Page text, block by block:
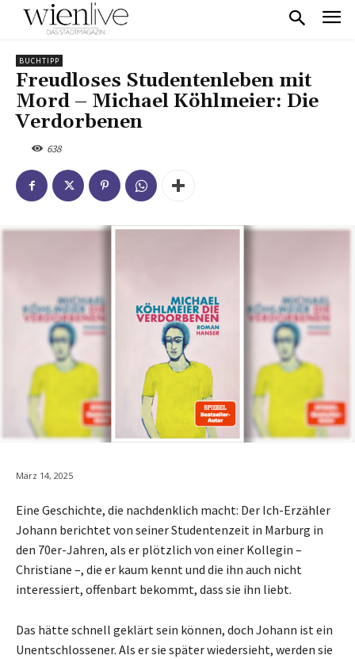
BUCHTIPP
Freudloses Studentenleben mit
Mord – Michael Köhlmeier: Die
Verdorbenen
638
März 14, 2025
Eine Geschichte, die nachdenklich macht: Der Ich-Erzähler
Johann berichtet von seiner Studentenzeit in Marburg in
den 70er-Jahren, als er plötzlich von einer Kollegin –
Christiane –, die er kaum kennt und die ihn auch nicht
interessiert, offenbart bekommt, dass sie ihn liebt.
Das hätte schnell geklärt sein können, doch Johann ist ein
Unentschlossener. Als er sie später wiedersieht, werden sie